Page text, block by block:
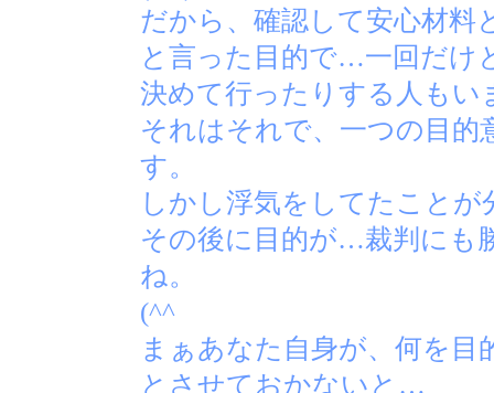
だから、確認して安心材料
と言った目的で…一回だけ
決めて行ったりする人もい
それはそれで、一つの目的
す。
しかし浮気をしてたこと
その後に目的が…裁判にも
ね。
(^^ゞ
まぁあなた自身が、何を
とさせておかないと…